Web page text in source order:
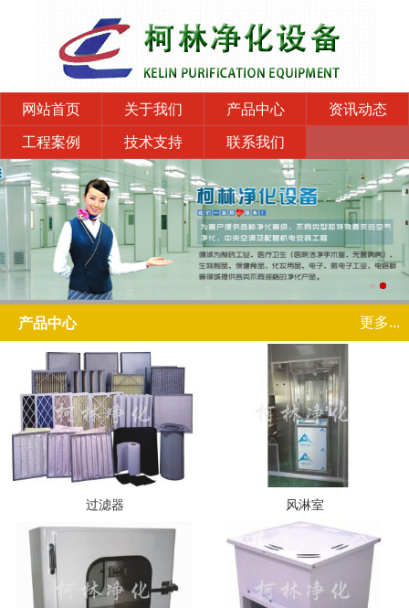
网站首页 关于我们 产品中心 资讯动态
工程案例 技术支持 联系我们
产品中心 更多...
过滤器 风淋室